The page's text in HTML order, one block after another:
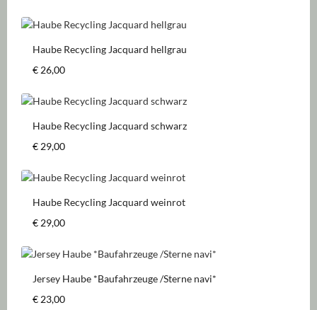
Haube Recycling Jacquard hellgrau
Regulärer Preis:
€ 26,00
Haube Recycling Jacquard schwarz
Regulärer Preis:
€ 29,00
Haube Recycling Jacquard weinrot
Regulärer Preis:
€ 29,00
Jersey Haube *Baufahrzeuge /Sterne navi*
Regulärer Preis:
€ 23,00